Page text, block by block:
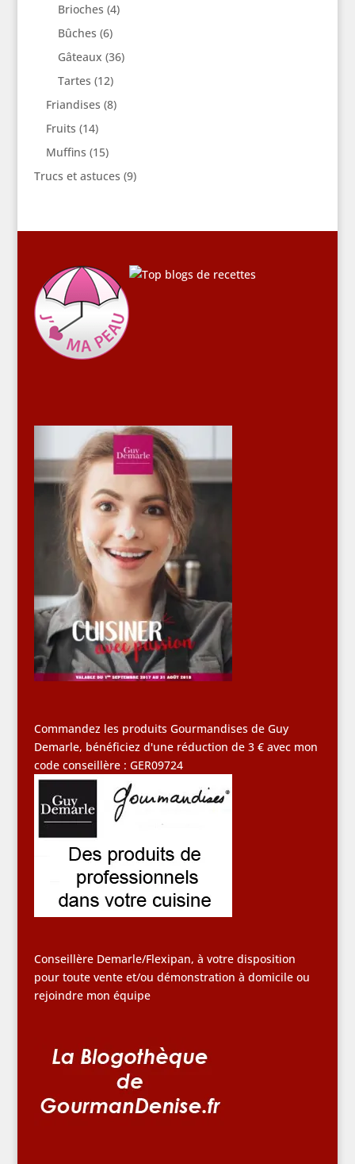
Brioches (4)
Bûches (6)
Gâteaux (36)
Tartes (12)
Friandises (8)
Fruits (14)
Muffins (15)
Trucs et astuces (9)
Commandez les produits Gourmandises de Guy
Demarle, bénéficiez d'une réduction de 3 € avec mon
code conseillère : GER09724
Conseillère Demarle/Flexipan, à votre disposition
pour toute vente et/ou démonstration à domicile ou
rejoindre mon équipe